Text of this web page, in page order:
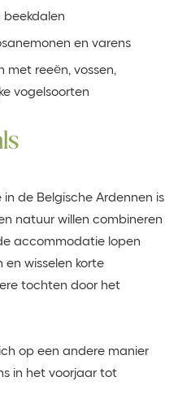
beekdalen
en varens
met reeën, vossen,
vogelsoorten
in de Belgische Ardennen is
natuur willen combineren
accommodatie lopen
wisselen korte
tochten door het
op een andere manier
in het voorjaar tot